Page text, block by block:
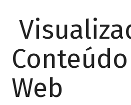
Web